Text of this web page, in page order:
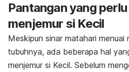
Pantangan yang
menjemur si Kecil
Meskipun sinar matahari menuai
tubuhnya, ada beberapa hal
menjemur si Kecil. Sebelum